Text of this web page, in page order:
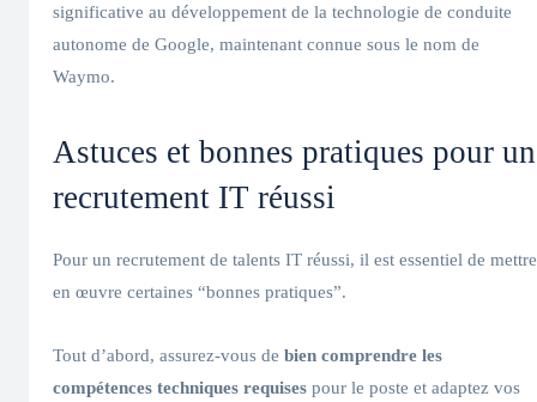
significative au développement de la technologie de conduite
autonome de Google, maintenant connue sous le nom de
Waymo.
Astuces et bonnes pratiques pour un
recrutement IT réussi
Pour un recrutement de talents IT réussi, il est essentiel de mettre
en œuvre certaines “bonnes pratiques”.
Tout d’abord, assurez-vous de bien comprendre les
compétences techniques requises pour le poste et adaptez vos